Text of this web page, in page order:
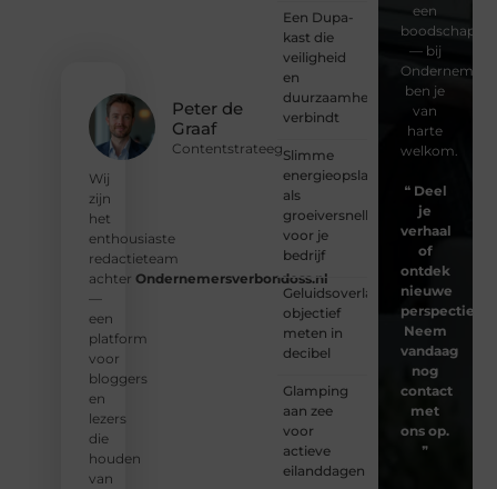
Peter de
Graaf
Contentstrateeg
Wij
zijn
het
enthousiaste
redactieteam
achter Ondernemersverbondoss.nl
—
een
platform
voor
bloggers
en
lezers
die
houden
van
Een Dupa-
kast die
veiligheid
en
duurzaamheid
verbindt
Slimme
energieopslag
als
groeiversneller
voor je
bedrijf
Geluidsoverlast
objectief
meten in
decibel
Glamping
aan zee
voor
actieve
eilanddagen
een
boodschap
— bij
ben je
van
harte
welkom.
❝ Deel
je
verhaal
of
ontdek
nieuwe
Neem
vandaag
nog
contact
met
ons op.
❞